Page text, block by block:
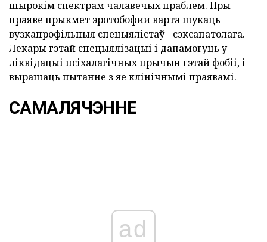
шырокім спектрам чалавечых праблем. Пры
праяве прыкмет эротобофии варта шукаць
вузкапрофільныя спецыялістаў - сэксапатолага.
Лекары гэтай спецыялізацыі і дапамогуць у
ліквідацыі псіхалагічных прычын гэтай фобіі, і
вырашаць пытанне з яе клінічнымі праявамі.
САМАЛЯЧЭННЕ
ad